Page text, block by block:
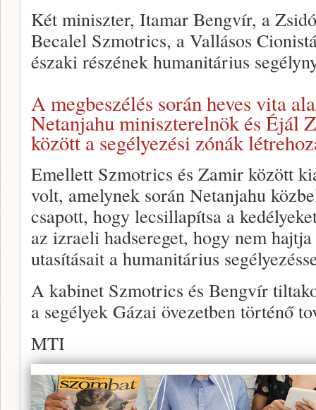
Két miniszter, Itamar Bengvír, a
Becalel Szmotrics, a Vallásos
északi részének humanitárius
A megbeszélés során heves vita
Netanjahu miniszterelnök és Éjál
között a segélyezési zónák
Emellett Szmotrics és Zamir között
volt, amelynek során Netanjahu
csapott, hogy lecsillapítsa a
az izraeli hadsereget, hogy nem
utasításait a humanitárius
A kabinet Szmotrics és Bengvír
a segélyek Gázai övezetben történő
MTI